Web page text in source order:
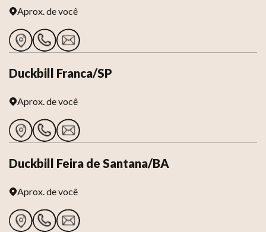
Aprox.de você
Duckbill Franca/SP
Aprox.de você
Duckbill Feira de Santana/BA
Aprox.de você